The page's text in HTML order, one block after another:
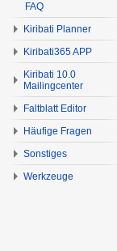
FAQ
Kiribati Planner
Kiribati365 APP
Kiribati 10.0
Mailingcenter
Faltblatt Editor
Häufige Fragen
Sonstiges
Werkzeuge